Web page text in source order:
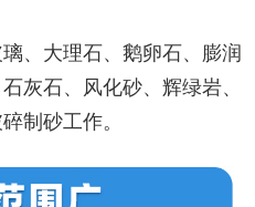
、大理石、鹅卵石、膨润
灰石、风化砂、辉绿岩、
制砂工作。